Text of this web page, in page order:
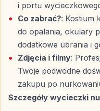
Podczas nurkowania
groty, obserwować
lekkości, które czynią
wszystko pod stałą opieką
Najważniejsze
i portu
Co zabrać?: Kostium
do opalania, okulary
dodatkowe ubrania i
Zdjęcia i filmy:
Twoje podwodne
zakupu po
Szczegóły wycieczki